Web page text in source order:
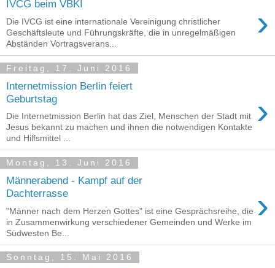
IVCG beim VBKI ›
Die IVCG ist eine internationale Vereinigung christlicher
Geschäftsleute und Führungskräfte, die in unregelmäßigen
Abständen Vortragsverans...
Freitag, 17. Juni 2016
Internetmission Berlin feiert
Geburtstag
›
Die Internetmission Berlin hat das Ziel, Menschen der Stadt mit
Jesus bekannt zu machen und ihnen die notwendigen Kontakte
und Hilfsmittel ...
Montag, 13. Juni 2016
Männerabend - Kampf auf der
Dachterrasse
›
"Männer nach dem Herzen Gottes" ist eine Gesprächsreihe, die
in Zusammenwirkung verschiedener Gemeinden und Werke im
Südwesten Be...
Sonntag, 15. Mai 2016